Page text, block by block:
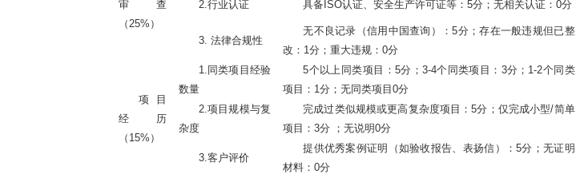
审查
（ 25%）
2.行业认证 具备ISO认证、安全生产许可证等：5分；无相关认证：0分
3. 法律合规性
无不良记录（信用中国查询）：5分；存在一般违规但已整
改：1分；重大违规：0分
项目
经历
（ 15%）
1.同类项目经验
数量
5个以上同类项目：5分；3-4个同类项目：3分；1-2个同类
项目：1分；无同类项目0分
2.项目规模与复
杂度
完成过类似规模或更高复杂度项目：5分；仅完成小型/简单
项目：3分 ；无说明0分
3.客户评价
提供优秀案例证明（如验收报告、表扬信）：5分；无证明
材料：0分